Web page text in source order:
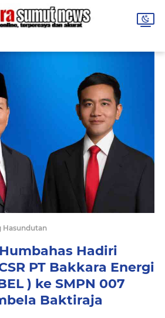
Hasundutan
Hadiri
PT Bakkara Energi
) ke SMPN 007
Baktiraja